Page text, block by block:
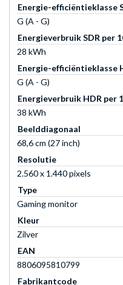
Energie-efficiëntieklasse
G (A - G)
Energieverbruik SDR per
28 kWh
Energie-efficiëntieklasse
G (A - G)
Energieverbruik HDR per
38 kWh
Beelddiagonaal
68,6 cm (27 inch)
Resolutie
2.560 x 1.440 pixels
Type
Gaming monitor
Kleur
Zilver
EAN
8806095810799
Fabrikantcode